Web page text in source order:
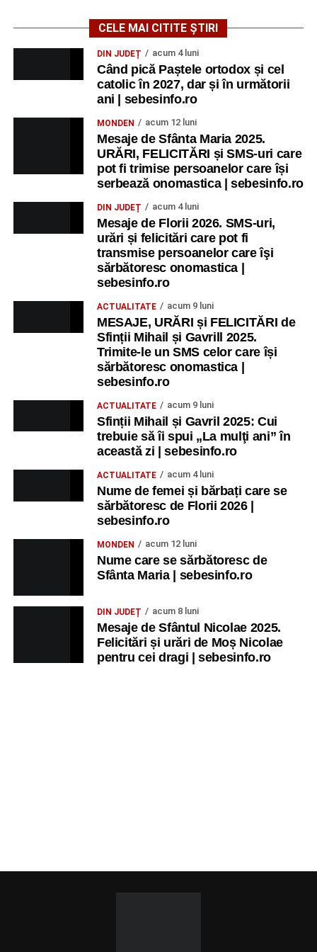
CELE MAI CITITE ȘTIRI
DIN JUDEȚ acum 4 luni
Când pică Paștele ortodox și cel
catolic în 2027, dar și în următorii
ani | sebesinfo.ro
MONDEN acum 12 luni
Mesaje de Sfânta Maria 2025.
URĂRI, FELICITĂRI și SMS-uri care
pot fi trimise persoanelor care își
serbează onomastica | sebesinfo.ro
DIN JUDEȚ acum 4 luni
Mesaje de Florii 2026. SMS-uri,
urări și felicitări care pot fi
transmise persoanelor care îşi
sărbătoresc onomastica |
sebesinfo.ro
ACTUALITATE acum 9 luni
MESAJE, URĂRI și FELICITĂRI de
Sfinții Mihail și Gavrill 2025.
Trimite-le un SMS celor care își
sărbătoresc onomastica |
sebesinfo.ro
ACTUALITATE acum 9 luni
Sfinții Mihail și Gavril 2025: Cui
trebuie să îi spui „La mulţi ani” în
această zi | sebesinfo.ro
ACTUALITATE acum 4 luni
Nume de femei și bărbați care se
sărbătoresc de Florii 2026 |
sebesinfo.ro
MONDEN acum 12 luni
Nume care se sărbătoresc de
Sfânta Maria | sebesinfo.ro
DIN JUDEȚ acum 8 luni
Mesaje de Sfântul Nicolae 2025.
Felicitări și urări de Moș Nicolae
pentru cei dragi | sebesinfo.ro